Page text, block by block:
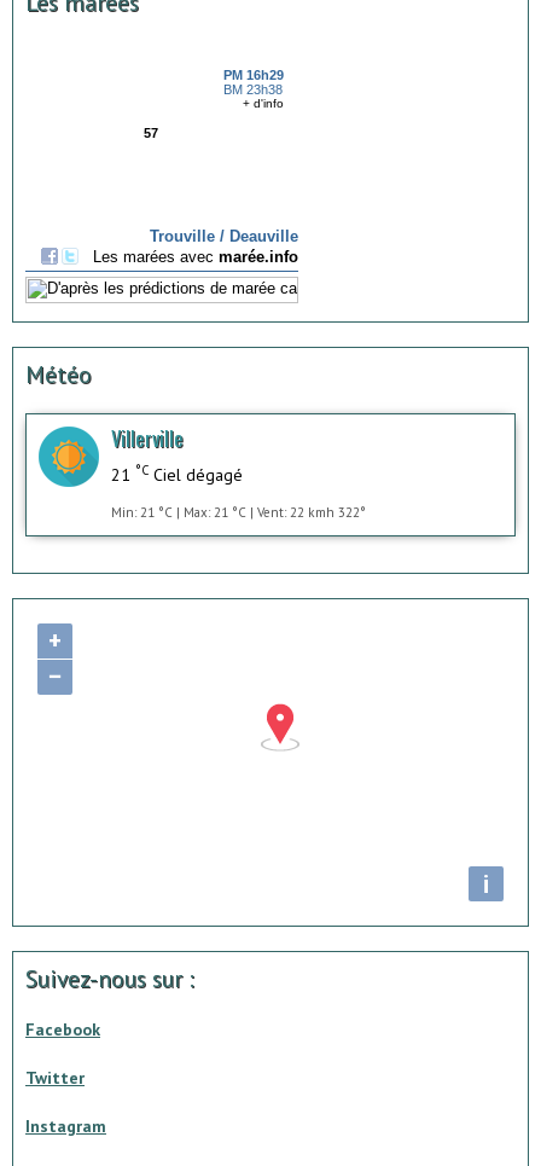
Météo
Villerville
21 °C Ciel dégagé
Min: 21 °C | Max: 21 °C | Vent: 22 kmh 322°
+
−
i
Suivez-nous sur :
Facebook
Twitter
Instagram